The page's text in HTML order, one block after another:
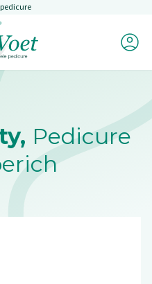
homepagina
Mijn
Pedicure